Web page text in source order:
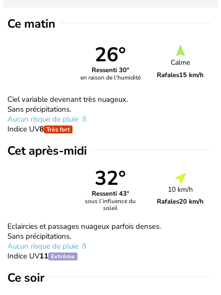
Ce matin
26°
Ressenti 30°
en raison de l'humidité
Calme
Rafales15 km/h
Ciel variable devenant très nuageux.
Sans précipitations.
Aucun risque de pluie
Indice UV8 Très fort
Cet après-midi
32°
Ressenti 43°
sous l’influence du
soleil
10 km/h
Rafales20 km/h
Eclaircies et passages nuageux parfois denses.
Sans précipitations.
Aucun risque de pluie
Indice UV11 Extrême
Ce soir